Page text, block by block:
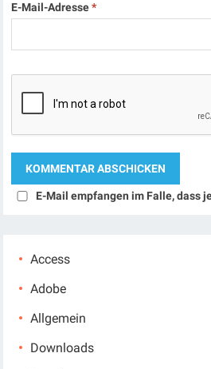
E-Mail-Adresse*
E-Mail empfangen im Falle, dass
Access
Adobe
Allgemein
Downloads